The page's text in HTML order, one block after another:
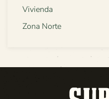
Vivienda
Zona Norte